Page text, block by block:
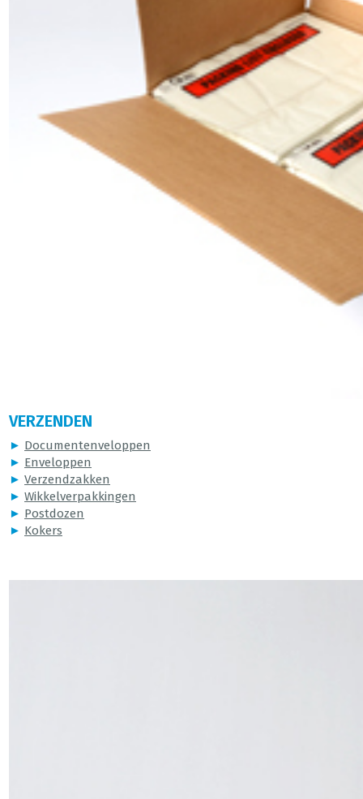
VERZENDEN
► Documentenveloppen
► Enveloppen
► Verzendzakken
► Wikkelverpakkingen
► Postdozen
► Kokers